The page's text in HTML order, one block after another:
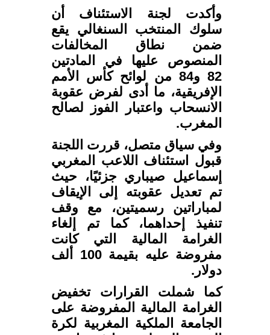
وأكدت لجنة الاستئناف أن
سلوك المنتخب السنغالي يقع
ضمن نطاق المخالفات
المنصوص عليها في المادتين
82 و84 من لوائح كأس الأمم
الإفريقية، ما أدى لفرض عقوبة
الانسحاب واعتبار الفوز لصالح
المغرب.
وفي سياق متصل، قررت اللجنة
قبول استئناف اللاعب المغربي
إسماعيل صيباري جزئيًا، حيث
تم تعديل عقوبته إلى الإيقاف
لمباراتين رسميتين، مع وقف
تنفيذ إحداهما، كما تم إلغاء
الغرامة المالية التي كانت
مفروضة عليه بقيمة 100 ألف
دولار.
كما شملت القرارات تخفيض
الغرامة المالية المفروضة على
الجامعة الملكية المغربية لكرة